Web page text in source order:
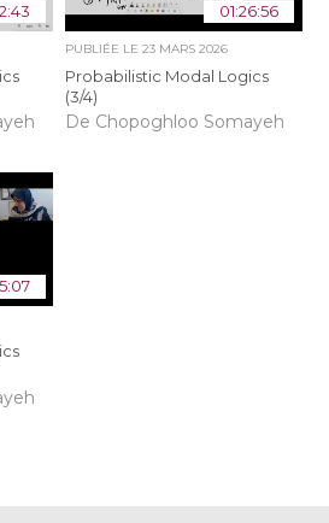
01:26:56
PUBLIÉE LE 23 MARS 2026
Probabilistic Modal Logics
(3/4)
De Chopoghloo Somayeh